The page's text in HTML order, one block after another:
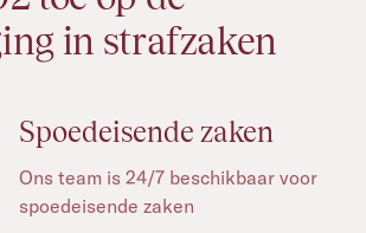
in strafzaken
Spoedeisende zaken
Ons team is 24/7 beschikbaar voor
spoedeisende zaken